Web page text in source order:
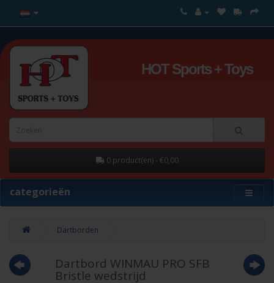
HOT Sports + Toys
0 product(en) - €0,00
categorieën
Dartborden
Dartbord WINMAU PRO SFB
Bristle wedstrijd